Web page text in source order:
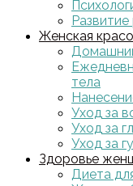
Женская
тела
Уход за
Уход за
Уход за
Здоровье
Диета